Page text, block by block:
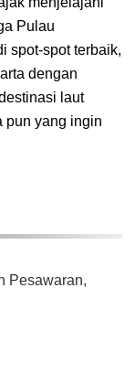
Pulau
spot-spot terbaik,
dengan
laut
pun yang ingin
Pesawaran,